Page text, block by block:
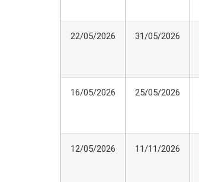
22/05/2026 31/05/2026
16/05/2026 25/05/2026
12/05/2026 11/11/2026